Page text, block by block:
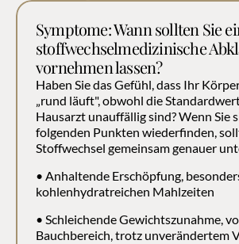
Symptome: Wann sollten Sie
stoffwechselmedizinische
vornehmen lassen?
Haben Sie das Gefühl, dass Ihr
„rund läuft", obwohl die
Hausarzt unauffällig sind? Wenn Sie
folgenden Punkten wiederfinden,
Stoffwechsel gemeinsam genauer
• Anhaltende Erschöpfung,
kohlenhydratreichen Mahlzeiten
• Schleichende Gewichtszunahme,
Bauchbereich, trotz unverändertem